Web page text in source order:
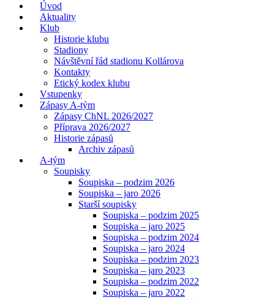
Úvod
Aktuality
Klub
Historie klubu
Stadiony
Návštěvní řád stadionu Kollárova
Kontakty
Etický kodex klubu
Vstupenky
Zápasy A-tým
Zápasy ChNL 2026/2027
Příprava 2026/2027
Historie zápasů
Archiv zápasů
A-tým
Soupisky
Soupiska – podzim 2026
Soupiska – jaro 2026
Starší soupisky
Soupiska – podzim 2025
Soupiska – jaro 2025
Soupiska – podzim 2024
Soupiska – jaro 2024
Soupiska – podzim 2023
Soupiska – jaro 2023
Soupiska – podzim 2022
Soupiska – jaro 2022